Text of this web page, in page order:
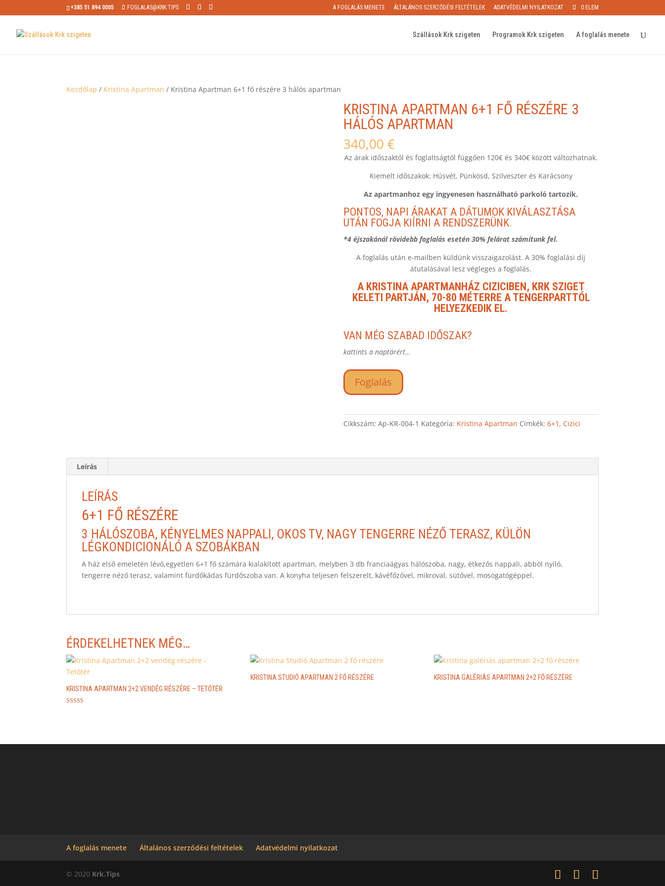
+385 51 894 0005 FOGLALAS@KRK.TIPS A FOGLALÁS MENETE ÁLTALÁNOS SZERZŐDÉSI FELTÉTELEK ADATVÉDELMI NYILATKOZAT 0 ELEM
Szállások Krk szigeten Programok Krk szigeten A foglalás menete
Kezdőlap / Kristina Apartman / Kristina Apartman 6+1 fő részére 3 hálós apartman
KRISTINA APARTMAN 6+1 FŐ RÉSZÉRE 3
HÁLÓS APARTMAN
340,00 €
Az árak időszaktól és foglaltságtól függően 120€ és 340€ között változhatnak.
Kiemelt időszakok: Húsvét, Pünkösd, Szilveszter és Karácsony
Az apartmanhoz egy ingyenesen használható parkoló tartozik.
PONTOS, NAPI ÁRAKAT A DÁTUMOK KIVÁLASZTÁSA
UTÁN FOGJA KIÍRNI A RENDSZERÜNK.
*4 éjszakánál rövidebb foglalás esetén 30% felárat számítunk fel.
A foglalás után e-mailben küldünk visszaigazolást. A 30% foglalási díj
átutalásával lesz végleges a foglalás.
A KRISTINA APARTMANHÁZ CIZICIBEN, KRK SZIGET
KELETI PARTJÁN, 70-80 MÉTERRE A TENGERPARTTÓL
HELYEZKEDIK EL.
VAN MÉG SZABAD IDŐSZAK?
kattints a naptárért…
Foglalás
Cikkszám: Ap-KR-004-1 Kategória: Kristina Apartman Címkék: 6+1 , Cizici
Leírás
LEÍRÁS
6+1 FŐ RÉSZÉRE
3 HÁLÓSZOBA, KÉNYELMES NAPPALI, OKOS TV, NAGY TENGERRE NÉZŐ TERASZ, KÜLÖN
LÉGKONDICIONÁLÓ A SZOBÁKBAN
A ház első emeletén lévő,egyetlen 6+1 fő számára kialakított apartman, melyben 3 db franciaágyas hálószoba, nagy, étkezős nappali, abból nyíló,
tengerre néző terasz, valamint fürdőkádas fürdőszoba van. A konyha teljesen felszerelt, kávéfőzővel, mikroval, sütővel, mosogatógéppel.
ÉRDEKELHETNEK MÉG…
KRISTINA APARTMAN 2+2 VENDÉG RÉSZÉRE – TETŐTÉR
KRISTINA STUDIÓ APARTMAN 2 FŐ RÉSZÉRE KRISTINA GALÉRIÁS APARTMAN 2+2 FŐ RÉSZÉRE
A foglalás menete Általános szerződési feltételek Adatvédelmi nyilatkozat
© 2020 Krk.Tips